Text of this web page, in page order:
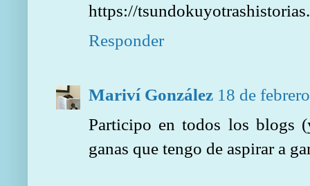
https://
Responder
Mariví González 18 de
Participo en todos los blogs
ganas que tengo de aspirar a